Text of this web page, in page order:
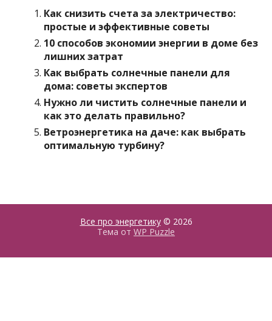
Как снизить счета за электричество:
простые и эффективные советы
10 способов экономии энергии в доме без
лишних затрат
Как выбрать солнечные панели для
дома: советы экспертов
Нужно ли чистить солнечные панели и
как это делать правильно?
Ветроэнергетика на даче: как выбрать
оптимальную турбину?
Все про энергетику© 2026
Тема от WP Puzzle